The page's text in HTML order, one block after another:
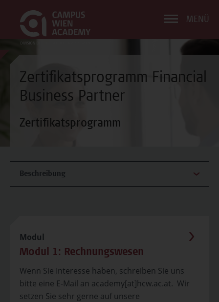
MENÜ
Zertifikatsprogramm Financial
Business Partner
Zertifikatsprogramm
Beschreibung
Modul
Modul 1: Rechnungswesen
Wenn Sie Interesse haben, schreiben Sie uns
bitte eine E-Mail an academy[at]hcw.ac.at. Wir
setzen Sie sehr gerne auf unsere